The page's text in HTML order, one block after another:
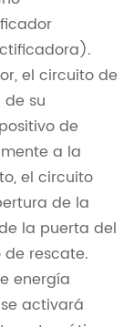
el circuito de
su
de
a la
el circuito
de la
la puerta del
rescate.
energía
activará